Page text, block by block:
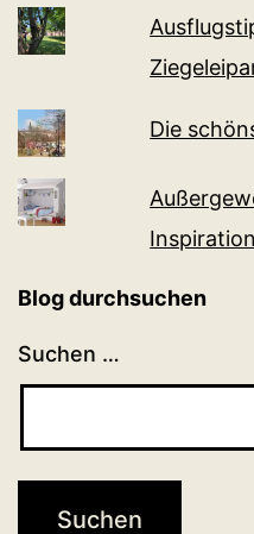
Die
Blog durchsuchen
Suchen …